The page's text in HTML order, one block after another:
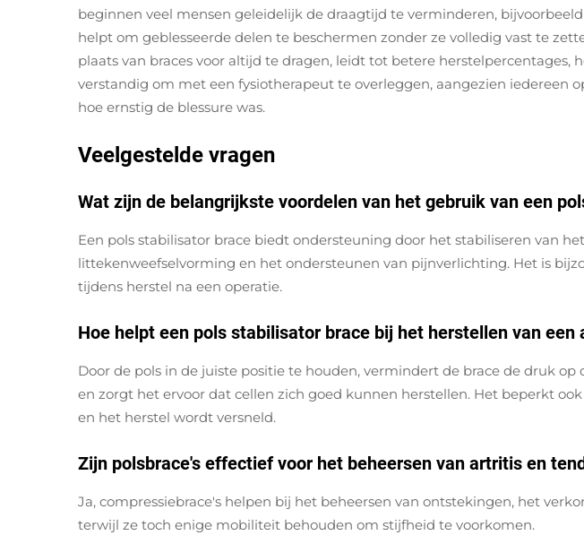
beginnen veel mensen geleidelijk de draagtijd te verminderen,
helpt om geblesseerde delen te beschermen zonder ze volledig vast te
plaats van braces voor altijd te dragen, leidt tot betere herstelpercentages,
verstandig om met een fysiotherapeut te overleggen, aangezien iedereen
hoe ernstig de blessure was.
Veelgestelde vragen
Wat zijn de belangrijkste voordelen van het gebruik van een
Een pols stabilisator brace biedt ondersteuning door het stabiliseren van
littekenweefselvorming en het ondersteunen van pijnverlichting. Het is
tijdens herstel na een operatie.
Hoe helpt een pols stabilisator brace bij het herstellen van een
Door de pols in de juiste positie te houden, vermindert de brace de druk
en zorgt het ervoor dat cellen zich goed kunnen herstellen. Het beperkt
en het herstel wordt versneld.
Zijn polsbrace's effectief voor het beheersen van artritis en
Ja, compressiebrace's helpen bij het beheersen van ontstekingen, het
terwijl ze toch enige mobiliteit behouden om stijfheid te voorkomen.